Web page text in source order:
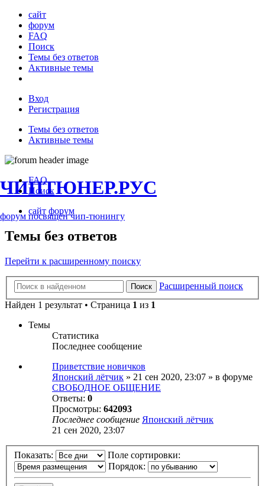
сайт
форум
FAQ
Поиск
Темы без ответов
Активные темы
Вход
Регистрация
Темы без ответов
Активные темы
ЧИПТЮНЕР.РУС
форум посвящён чип-тюнингу
FAQ
Поиск
сайт форум
Темы без ответов
Перейти к расширенному поиску
Поиск
Расширенный поиск
Найден 1 результат • Страница 1 из 1
Темы
Статистика
Последнее сообщение
Приветствие новичков
Японский лётчик » 21 сен 2020, 23:07 » в форуме
СВОБОДНОЕ ОБЩЕНИЕ
Ответы: 0
Просмотры: 642093
Последнее сообщение Японский лётчик
21 сен 2020, 23:07
Показать:
Поле сортировки:
Порядок: